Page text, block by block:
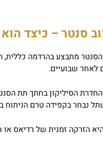
סנטר – כיצד
הסנטר מתבצע בהרדמה
לאחר שבועיים.
הסיליקון בחתך תת
נבחר בקפידה טרם הניתוח
הזרקה זמנית של רדיאס או